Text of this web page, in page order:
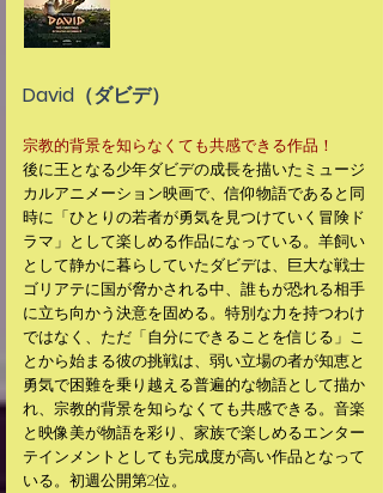
David（ダビデ）
宗教的背景を知らなくても共感できる作品！
​後に王となる少年ダビデの成長を描いたミュージ
カルアニメーション映画で、信仰物語であると同
時に「ひとりの若者が勇気を見つけていく冒険ド
ラマ」として楽しめる作品になっている。羊飼い
として静かに暮らしていたダビデは、巨大な戦士
ゴリアテに国が脅かされる中、誰もが恐れる相手
に立ち向かう決意を固める。特別な力を持つわけ
ではなく、ただ「自分にできることを信じる」こ
とから始まる彼の挑戦は、弱い立場の者が知恵と
勇気で困難を乗り越える普遍的な物語として描か
れ、宗教的背景を知らなくても共感できる。音楽
と映像美が物語を彩り、家族で楽しめるエンター
テインメントとしても完成度が高い作品となって
いる。初週公開第2位。